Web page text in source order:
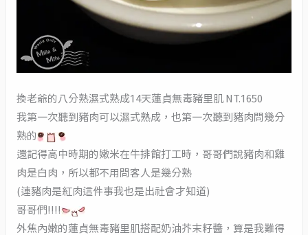
換老爺的八分熟濕式熟成14天蓮貞無毒豬里肌 NT.1650
我第一次聽到豬肉可以濕式熟成，也第一次聽到豬肉問幾分
熟的
還記得高中時期的嫩米在牛排館打工時，哥哥們說豬肉和雞
肉是白肉，所以都不用問客人是幾分熟
(連豬肉是紅肉這件事我也是出社會才知道)
哥哥們!!!!
外焦內嫩的蓮貞無毒豬里肌搭配奶油芥末籽醬，算是我難得